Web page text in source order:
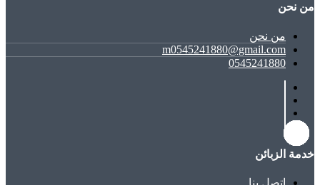
ﻣﻦ ﻧﺤﻦ
ﻣﻦ ﻧﺤﻦ
m0545241880@gmail.com
0545241880
خدمة الزبائن
اتصل بنا